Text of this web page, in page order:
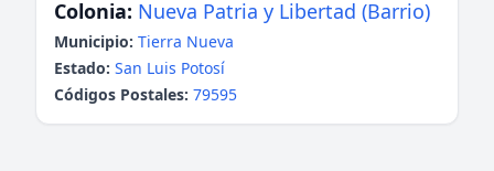
Colonia: Nueva Patria y Libertad (Barrio)
Municipio: Tierra Nueva
Estado: San Luis Potosí
Códigos Postales: 79595